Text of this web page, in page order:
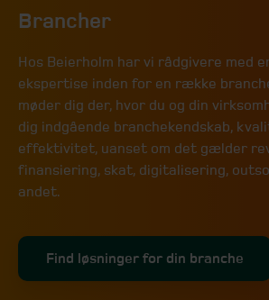
Brancher
Hos Beierholm har vi rådgivere med
ekspertise inden for en række
møder dig der, hvor du og din
dig indgående branchekendskab,
effektivitet, uanset om det gælder
finansiering, skat, digitalisering,
andet.
Find løsninger for din branche